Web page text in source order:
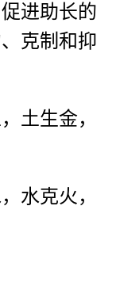
进助长的
克制和抑
土生金，
水克火，